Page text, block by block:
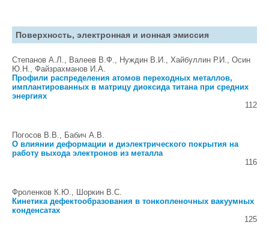
Поверхность, электронная и ионная эмиссия
Степанов А.Л., Валеев В.Ф., Нуждин В.И., Хайбуллин Р.И., Осин
Ю.Н., Файзрахманов И.А.
Профили распределения атомов переходных металлов,
имплантированных в матрицу диоксида титана при средних
энергиях
112
Погосов В.В., Бабич А.В.
О влиянии деформации и диэлектрического покрытия на
работу выхода электронов из металла
116
Фроленков К.Ю., Шоркин В.С.
Кинетика дефектообразования в тонкопленочных вакуумных
конденсатах
125